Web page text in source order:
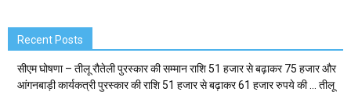
Recent Posts
सीएम घोषणा – तीलू रौतेली पुरस्कार की सम्मान राशि 51 हजार से बढ़ाकर 75 हजार और
आंगनबाड़ी कार्यकत्री पुरस्कार की राशि 51 हजार से बढ़ाकर 61 हजार रुपये की … तीलू